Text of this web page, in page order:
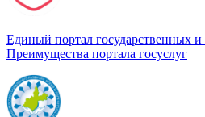
Единый портал государственных
Преимущества портала госуслуг